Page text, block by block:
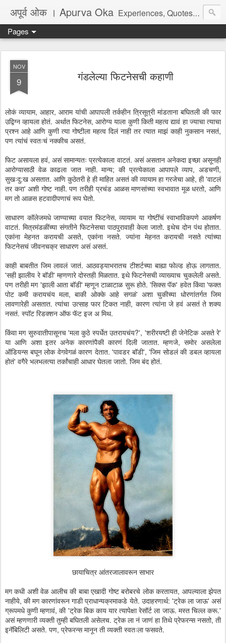
अपूर्व ओक । Apurva Oka Experiences, Quotes, One Liners, Articles, Stories, Travelogues, Poetry, and a lot of random thoughts and emotions. English, Marathi and the language of heart.
Pages
NOV
9 गंडलेल्या फिटनेसची कहाणी
लोकं व्यायाम, आहार, आराम यांची आपापली तर्कहीन त्रिसूत्री मांडताना बघितली की फार
उद्विग्न व्हायला होतं. अर्थात फिटनेस, आरोग्य याला कुणी किती महत्व द्यावं हा ज्याचा त्याचा
प्रश्न आहे आणि कुणी त्या गोष्टीला महत्व दिलं नाही तर त्यात माझं काही नुकसान नसतं,
पण त्यांचं स्वतःचं नक्कीच असतं.
फिट असायला हवं, असं सामान्यतः प्रत्येकाला वाटतं. असं असतान अनेकदा इच्छा असूनही
आरोग्यासाठी वेळ काढला जात नाही. मान्य; की प्रत्येकाला आपापले व्याप, अडचणी,
सुखःदु:ख असतात. आणि कुठेतरी हे ही माहित असतं की व्यायाम हा गरजेचा आहे, ही 'वाटलं
तर करा' अशी गोष्ट नाही. पण तरीही प्रचंड आळस माणसांच्या स्वभावात मूळ धरतो, आणि
मग तो आळस हटवादीपणाचं रूप घेतो.
साधारण कॉलेजमधे जाण्याच्या वयात फिटनेस, व्यायाम या गोष्टींचं स्वाभाविकपणे आकर्षण
वाटतं. मित्रमंडळींच्या संगतीने फिटनेसचा पाठपुरावाही केला जातो. इथेच दोन पंथ होतात.
एकांना मेहनत करायची असते, एकांना नसते. ज्यांना मेहनत करायची नसते त्यांच्या
फिटनेसचं जीवनचक्र साधारण असं असतं.
काही बाबतीत जिम लावलं जातं. आठवड्याभरातच टीशर्टच्या बाह्या फोल्ड होऊ लागतात.
'सही झालीय रे बॉडी' म्हणणारे दोस्तही मिळतात. इथे फिटनेसची व्याख्याच चुकलेली असते.
पण तरीही मग 'झाली आता बॉडी' म्हणून टाळाटाळ सुरू होते. 'सिक्स पॅक' हवेत किंवा 'फक्त
पोट कमी करायचंय मला, बाकी ओक्के आहे सगळं' अशा चुकीच्या धोरणांतर्गत जिम
लावणारेही असतात. त्यांचा उत्साह फार टिकत नाही, कारण त्यांना जे हवं असतं ते शक्य
नसतं. स्पॉट रिडक्शन ऑफ फॅट इज अ मिथ.
किंवा मग सुरुवातीपासूनच 'मला कुठे स्पर्धेत उतरायचंय?', 'शरीरयष्टी ही जेनेटिक असते रे'
या आणि अशा इतर अनेक कारणांपैकी कारणं दिली जातात. म्हणजे, समोर असलेला
ऑडियन्स बघून लोक वेगवेगळं कारण देतात. 'पावडर बॉडी', 'जिम सोडलं की डबल व्हायला
होतं' वगैरे भलभलत्या तर्कांचाही आधार घेतला जातो. जिम बंद होतं.
छायाचित्र आंतरजालावरून साभार
मग कधी अशी वेळ आलीच की बाबा एखादी गोष्ट बरोबरचे लोक करतायत, आपल्याला झेपत
नाहीये, की मग कारणांवरून गाडी प्राधान्यक्रमाकडे येते. उदाहरणार्थ: 'ट्रेक ला जाऊ' असं
ग्रूपमधे कुणी म्हणावं, की 'ट्रेक बिक काय यार त्यापेक्षा रेसॉर्ट ला जाऊ. मस्त चिल्ल करू.'
असं म्हणणारी व्यक्ती तुम्ही बघितली असेलच. ट्रेक ला नं जाणं हा तिथे प्रेफरन्स नसतो, ती
इनॅबिलिटी असते. पण, प्रेफरन्स मानून ती व्यक्ती स्वतःला फसवते.